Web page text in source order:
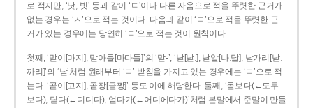
로 적지만, ‘낫, 빗’ 등과 같이 ‘ㄷ’이나 다른 자음으로 적을 뚜렷한 근거가
없는 경우는 ‘ㅅ’으로 적는 것이다. 다음과 같이 ‘ㄷ’으로 적을 뚜렷한 근
거가 있는 경우에는 당연히 ‘ㄷ’으로 적는 것이 원칙이다.
첫째, ‘맏이[마지], 맏아들[마다들]’의 ‘맏-’, ‘낟[낟ː], 낟알[나ː달], 낟가리[낟ː
까리]’의 ‘낟’처럼 원래부터 ‘ㄷ’ 받침을 가지고 있는 경우에는 ‘ㄷ’으로 적
는다. ‘곧이[고지], 곧장[곧짱]’ 등도 이에 해당한다. 둘째, ‘돋보다(←도두
보다), 딛다(←디디다), 얻다가(←어디에다가)’처럼 본말에서 준말이 만들